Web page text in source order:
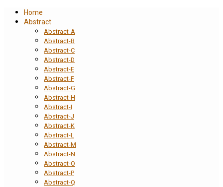
Home
Abstract
Abstract-A
Abstract-B
Abstract-C
Abstract-D
Abstract-E
Abstract-F
Abstract-G
Abstract-H
Abstract-I
Abstract-J
Abstract-K
Abstract-L
Abstract-M
Abstract-N
Abstract-O
Abstract-P
Abstract-Q